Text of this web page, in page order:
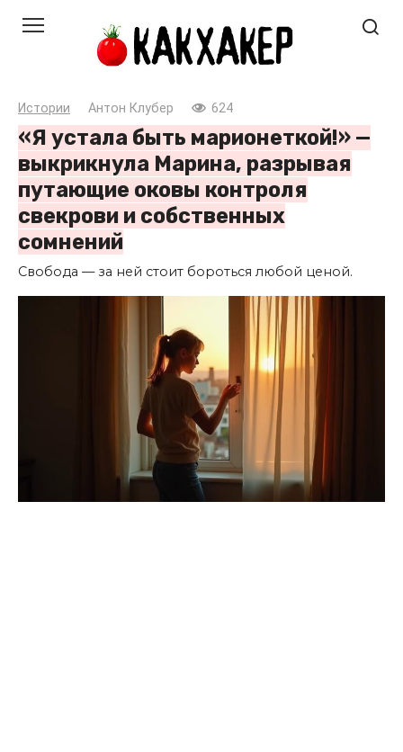
Истории Антон Клубер 624
«Я устала быть марионеткой!» —
выкрикнула Марина, разрывая
путающие оковы контроля
свекрови и собственных
сомнений
Свобода — за ней стоит бороться любой ценой.